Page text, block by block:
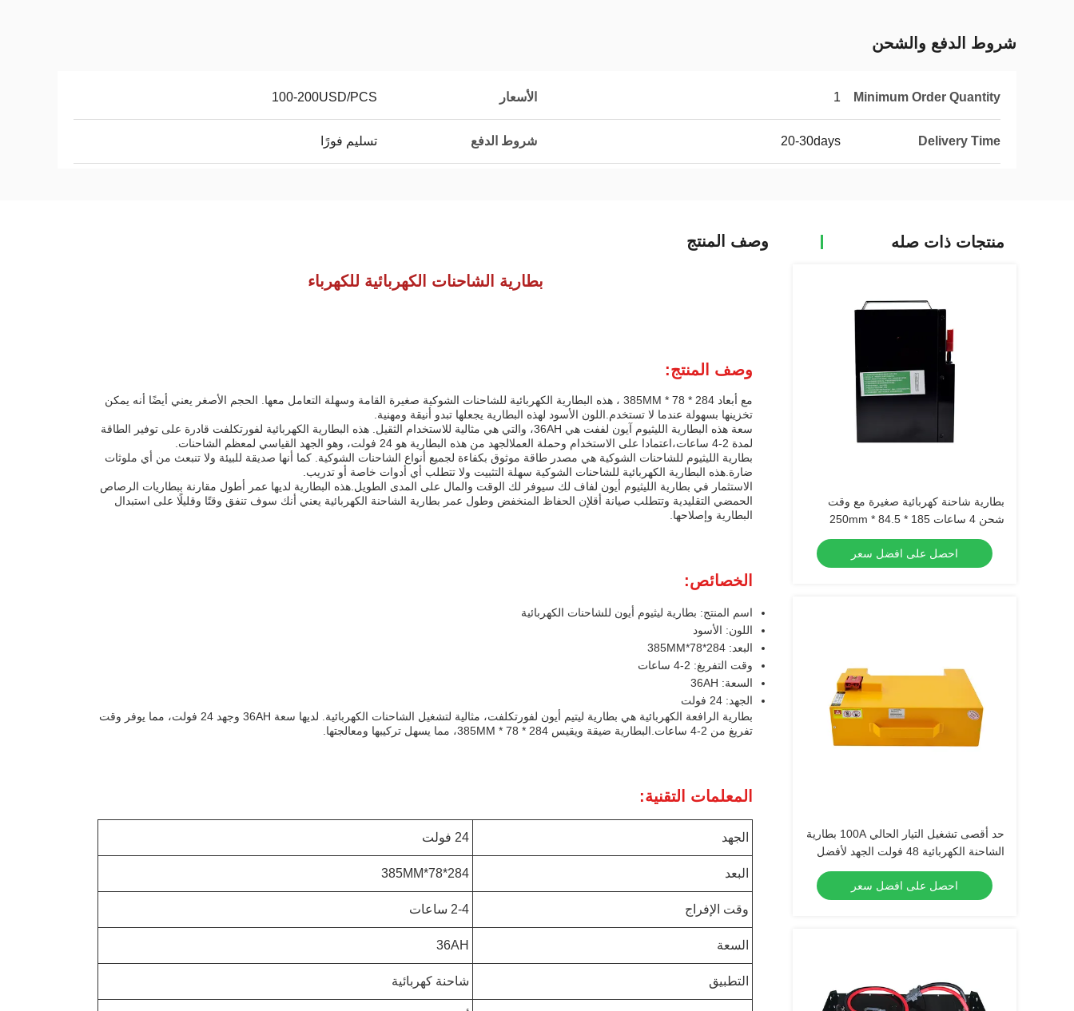
شروط الدفع والشحن
Minimum Order Quantity
1 الأسعار 100-200USD/PCS
Delivery Time
20-30days شروط الدفع تسليم فورًا
منتجات ذات صله
بطارية شاحنة كهربائية صغيرة مع وقت
شحن 4 ساعات 185 * 84.5 * 250mm
احصل على افضل سعر
حد أقصى تشغيل التيار الحالي 100A بطارية
الشاحنة الكهربائية 48 فولت الجهد لأفضل
احصل على افضل سعر
وصف المنتج
بطارية الشاحنات الكهربائية للكهرباء
وصف المنتج:
مع أبعاد 284 * 78 * 385MM ، هذه البطارية الكهربائية للشاحنات الشوكية صغيرة القامة وسهلة التعامل معها. الحجم الأصغر يعني أيضًا أنه يمكن
تخزينها بسهولة عندما لا تستخدم.اللون الأسود لهذه البطارية يجعلها تبدو أنيقة ومهنية.
سعة هذه البطارية الليثيوم آيون لففت هي 36AH، والتي هي مثالية للاستخدام الثقيل. هذه البطارية الكهربائية لفورتكلفت قادرة على توفير الطاقة
لمدة 2-4 ساعات،اعتمادا على الاستخدام وحملة العملالجهد من هذه البطارية هو 24 فولت، وهو الجهد القياسي لمعظم الشاحنات.
بطارية الليثيوم للشاحنات الشوكية هي مصدر طاقة موثوق بكفاءة لجميع أنواع الشاحنات الشوكية. كما أنها صديقة للبيئة ولا تنبعث من أي ملوثات
ضارة.هذه البطارية الكهربائية للشاحنات الشوكية سهلة التثبيت ولا تتطلب أي أدوات خاصة أو تدريب.
الاستثمار في بطارية الليثيوم أيون لفاف لك سيوفر لك الوقت والمال على المدى الطويل.هذه البطارية لديها عمر أطول مقارنة ببطاريات الرصاص
الحمضي التقليدية وتتطلب صيانة أقلإن الحفاظ المنخفض وطول عمر بطارية الشاحنة الكهربائية يعني أنك سوف تنفق وقتًا وقليلًا على استبدال
البطارية وإصلاحها.
الخصائص:
اسم المنتج: بطارية ليثيوم أيون للشاحنات الكهربائية
اللون: الأسود
البعد: 284*78*385MM
وقت التفريغ: 2-4 ساعات
السعة: 36AH
الجهد: 24 فولت
بطارية الرافعة الكهربائية هي بطارية ليتيم أيون لفورتكلفت، مثالية لتشغيل الشاحنات الكهربائية. لديها سعة 36AH وجهد 24 فولت، مما يوفر وقت
تفريغ من 2-4 ساعات.البطارية ضيقة ويقيس 284 * 78 * 385MM، مما يسهل تركيبها ومعالجتها.
المعلمات التقنية:
الجهد 24 فولت
البعد 284*78*385MM
وقت الإفراج 2-4 ساعات
السعة 36AH
التطبيق شاحنة كهربائية